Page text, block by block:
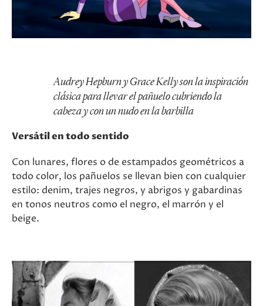
Audrey Hepburn y Grace Kelly son la inspiración
clásica para llevar el pañuelo cubriendo la
cabeza y con un nudo en la barbilla
Versátil en todo sentido
Con lunares, flores o de estampados geométricos a
todo color, los pañuelos se llevan bien con cualquier
estilo: denim, trajes negros, y abrigos y gabardinas
en tonos neutros como el negro, el marrón y el
beige.